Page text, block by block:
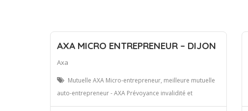
AXA MICRO ENTREPRENEUR – DIJON
Axa
Mutuelle AXA Micro-entrepreneur, meilleure mutuelle
auto-entrepreneur - AXA Prévoyance invalidité et